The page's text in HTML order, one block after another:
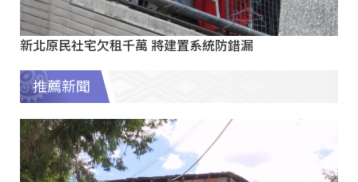
新北原民社宅欠租千萬 將建置系統防錯漏
推薦新聞